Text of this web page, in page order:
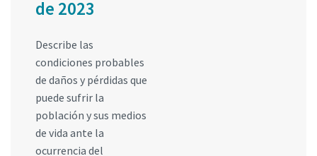
de 2023
Describe las
condiciones probables
de daños y pérdidas que
puede sufrir la
población y sus medios
de vida ante la
ocurrencia del